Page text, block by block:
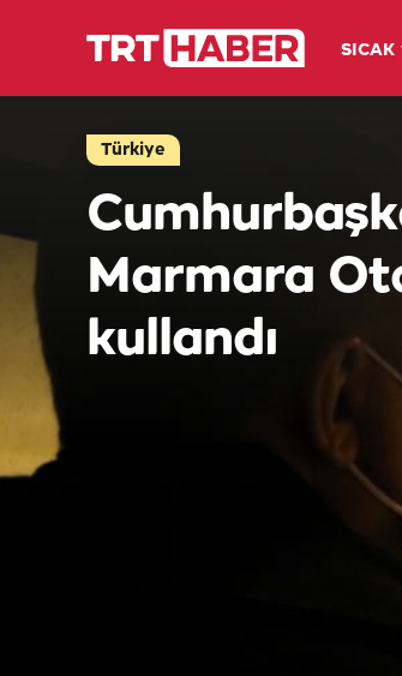
SICAK
Türkiye
Marmara
kullandı